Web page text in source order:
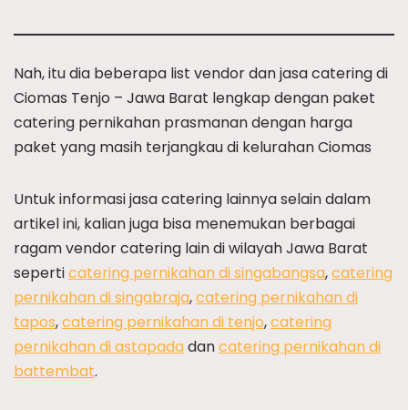
Nah, itu dia beberapa list vendor dan jasa catering di
Ciomas Tenjo – Jawa Barat lengkap dengan paket
catering pernikahan prasmanan dengan harga
paket yang masih terjangkau di kelurahan Ciomas
Untuk informasi jasa catering lainnya selain dalam
artikel ini, kalian juga bisa menemukan berbagai
ragam vendor catering lain di wilayah Jawa Barat
seperticatering pernikahan di singabangsa,catering
pernikahan di singabraja,catering pernikahan di
tapos,catering pernikahan di tenjo,catering
pernikahan di astapadadancatering pernikahan di
battembat.